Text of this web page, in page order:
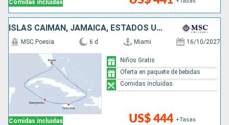
Comidas incluidas
ISLAS CAIMÁN, JAMAICA, ESTADOS UNIDOS
Comidas incluidas
MSC Poesia 6 d Miami 16/10/2027
US$ 444 +Tasas
Niños Gratis
Oferta en paquete de bebidas
Comidas incluidas